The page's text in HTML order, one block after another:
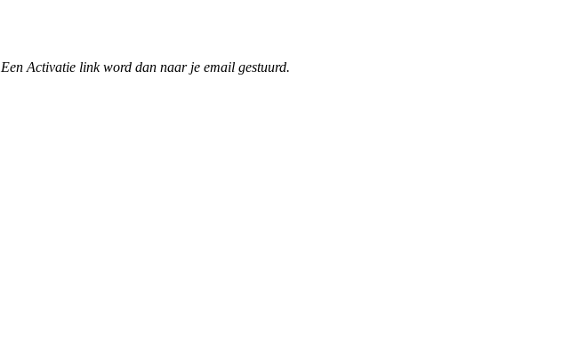
Een Activatie link word dan naar je email gestuurd.